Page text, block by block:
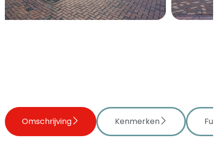
Omschrijving Kenmerken